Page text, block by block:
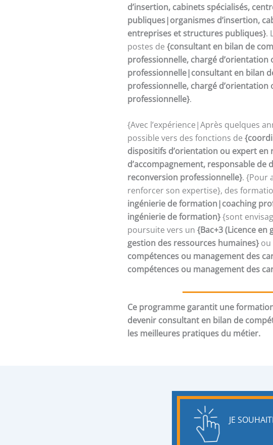
d’insertion, cabinets spécialisés,
publiques|organismes d’insertion,
entreprises et structures publiques}.
postes de{consultant en bilan de
professionnelle, chargé
professionnelle|consultant en bilan
professionnelle, chargé
professionnelle}.
{Avec l’expérience|Après quelques
possible vers des fonctions de
dispositifs d’orientation ou expert
d’accompagnement, responsable
reconversion professionnelle}. {Pour
renforcer son expertise}, des
ingénierie de formation|coaching
ingénierie de formation}{sont
poursuite vers un{Bac+3 (Licence
gestion des ressources humaines}ou
compétences ou management des
compétences ou management des
Ce programme garantit une
devenir consultant en bilan de
les meilleures pratiques du métier.
JE